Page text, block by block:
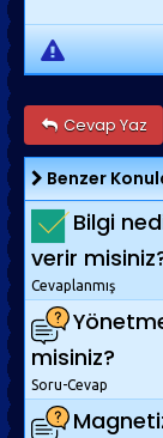
Cevap Yaz
Benzer
Bilgi
verir
Cevaplanmış
misiniz?
Soru-Cevap